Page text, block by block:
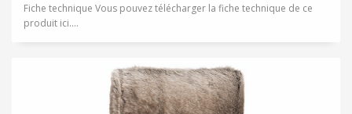
Fiche technique Vous pouvez télécharger la fiche technique de ce
produit ici....